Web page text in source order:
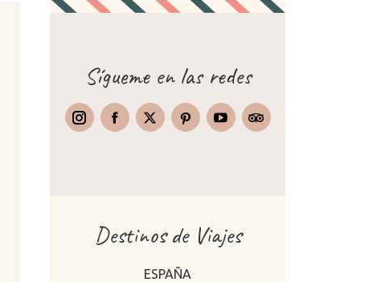
Sígueme en las redes
InstagramFacebook
X Pinterest TripAdvisor
Destinos de Viajes
ESPAÑA